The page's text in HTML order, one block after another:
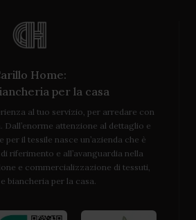
Home:
per la casa
al tuo servizio, per arredare con
Dall’enorme attenzione al dettaglio e
per il tessile nasce un’azienda che è
riferimento e all’avanguardia nella
e commercializzazione di tessuti,
biancheria per la casa.